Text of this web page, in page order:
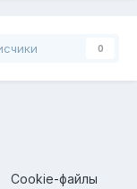
0
Cookie-файлы